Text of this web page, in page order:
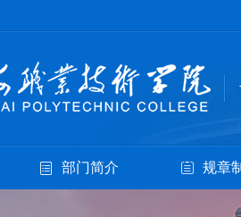
部门简介 规章